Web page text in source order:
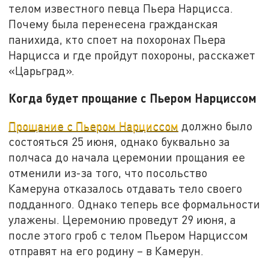
телом известного певца Пьера Нарцисса.
Почему была перенесена гражданская
панихида, кто споет на похоронах Пьера
Нарцисса и где пройдут похороны, расскажет
«Царьград».
Когда будет прощание с Пьером Нарциссом
Прощание с Пьером Нарциссом должно было
состояться 25 июня, однако буквально за
полчаса до начала церемонии прощания ее
отменили из-за того, что посольство
Камеруна отказалось отдавать тело своего
подданного. Однако теперь все формальности
улажены. Церемонию проведут 29 июня, а
после этого гроб с телом Пьером Нарциссом
отправят на его родину – в Камерун.